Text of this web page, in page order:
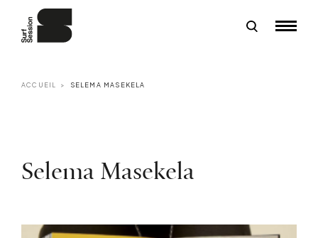
ACCUEIL SELEMA MASEKELA
Selema Masekela